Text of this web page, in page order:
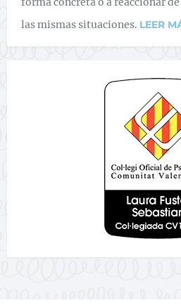
las mismas situaciones. LEER